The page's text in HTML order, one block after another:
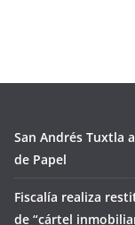
San Andrés Tuxtla
de Papel
Fiscalía realiza
de “cártel